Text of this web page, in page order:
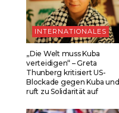
INTERNATIONALES
„Die Welt muss Kuba
verteidigen“ – Greta
Thunberg kritisiert US-
Blockade gegen Kuba und
ruft zu Solidarität auf